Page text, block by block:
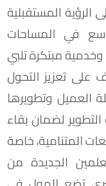
الرؤية المستقبلية
في المساحات
وخدمية مبتكرة تلبي
على تعزيز التحول
العميل وتطويرها
التطوير لضمان بقاء
المتنامية، خاصة
الجديدة من